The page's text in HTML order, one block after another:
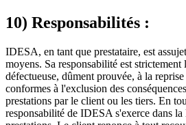
10) Responsabilités :
IDESA, en tant que prestataire, est
moyens. Sa responsabilité est strictement
défectueuse, dûment prouvée, à la
conformes à l'exclusion des
prestations par le client ou les tiers. En
responsabilité de IDESA s'exerce dans